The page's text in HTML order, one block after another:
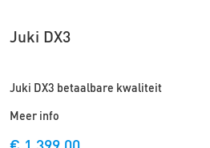
Juki DX3
Juki DX3 betaalbare kwaliteit
Meer info